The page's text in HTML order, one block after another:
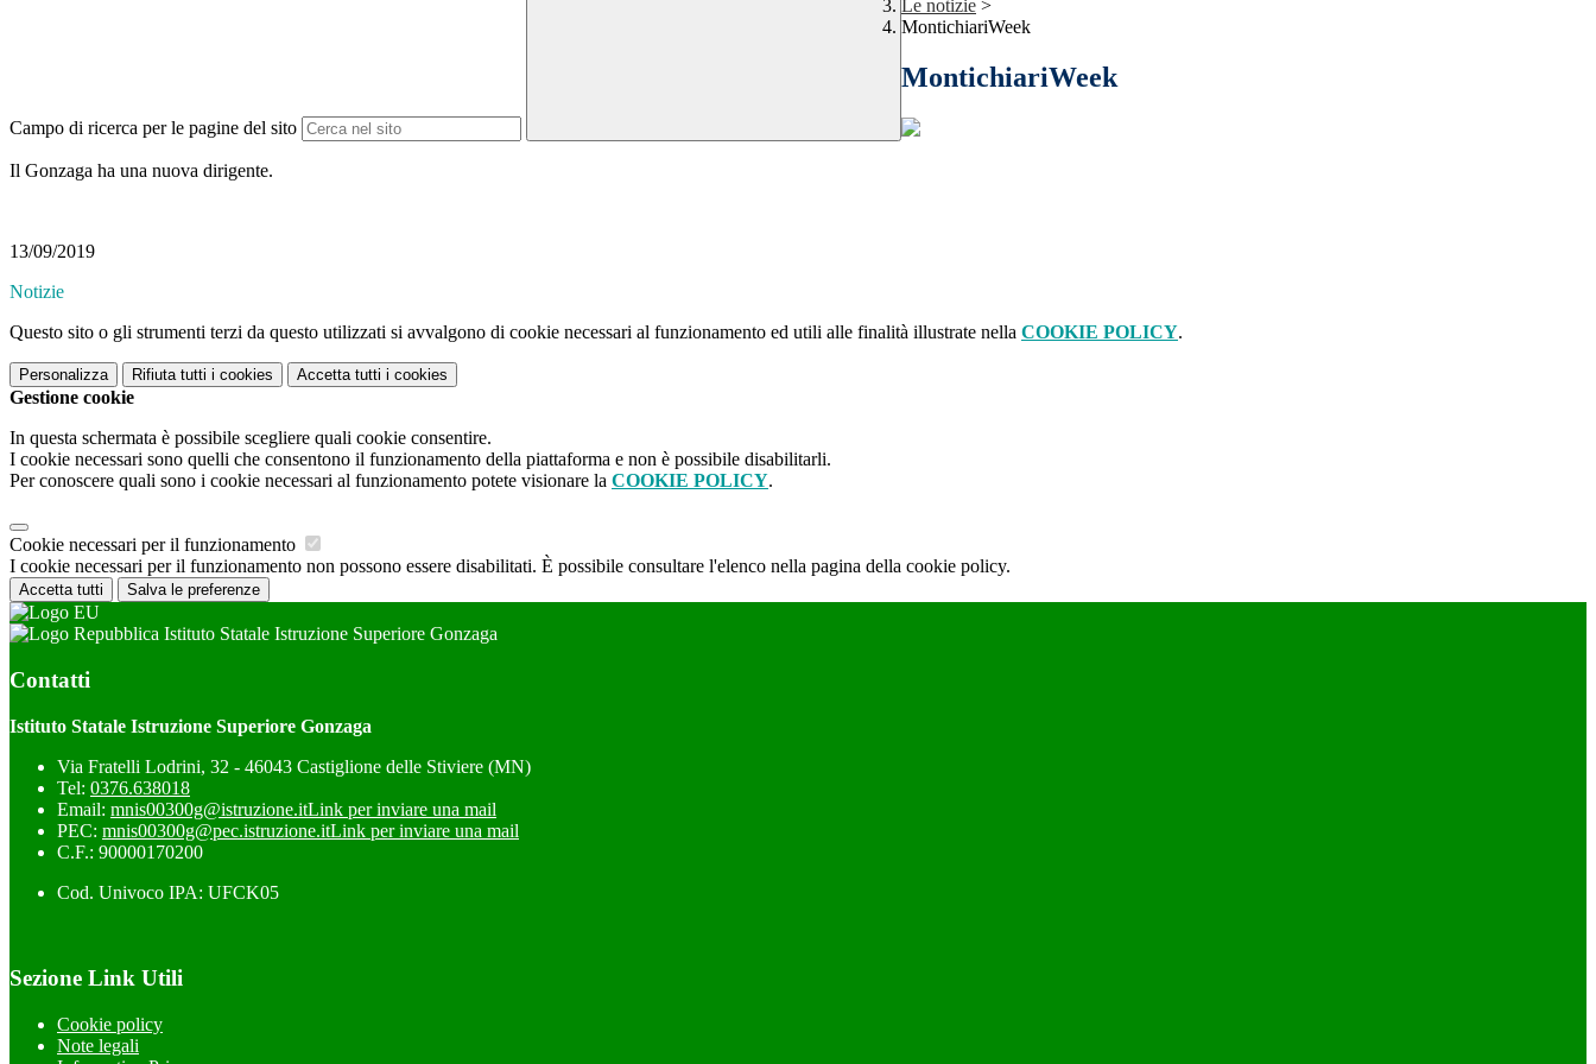
Campo di ricerca per le pagine del sito
Le notizie >
MontichiariWeek
MontichiariWeek
Il Gonzaga ha una nuova dirigente.
13/09/2019
Notizie
Questo sito o gli strumenti terzi da questo utilizzati si avvalgono di cookie necessari al funzionamento ed utili alle finalità illustrate nella COOKIE POLICY.
Personalizza Rifiuta tutti i cookies Accetta tutti i cookies
Gestione cookie
In questa schermata è possibile scegliere quali cookie consentire.
I cookie necessari sono quelli che consentono il funzionamento della piattaforma e non è possibile disabilitarli.
Per conoscere quali sono i cookie necessari al funzionamento potete visionare la COOKIE POLICY.
Cookie necessari per il funzionamento
I cookie necessari per il funzionamento non possono essere disabilitati. È possibile consultare l'elenco nella pagina della cookie policy.
Accetta tutti Salva le preferenze
Istituto Statale Istruzione Superiore Gonzaga
Contatti
Istituto Statale Istruzione Superiore Gonzaga
Via Fratelli Lodrini, 32 - 46043 Castiglione delle Stiviere (MN)
Tel: 0376.638018
Email: mnis00300g@istruzione.itLink per inviare una mail
PEC: mnis00300g@pec.istruzione.itLink per inviare una mail
C.F.: 90000170200
Cod. Univoco IPA: UFCK05
Sezione Link Utili
Cookie policy
Note legali